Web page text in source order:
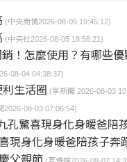
(中央商情2026-08-05 19:45:12)
(中央社2026-08-05 18:58:21)
麼使用？有哪些優點、
08-04 04:38:37)
生活圈 (享新聞 2026-08-03
2026-08-03 07:06:54)
孔驚喜現身化身暖爸陪
現身化身暖爸陪孩子奔